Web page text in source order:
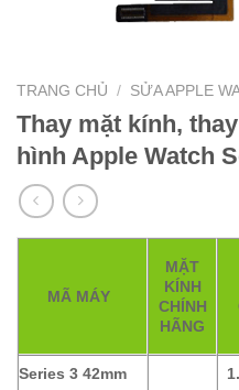
TRANG CHỦ / SỬA APPLE
Thay mặt kính,
hình Apple Watch
MÃ MÁY
MẶT
KÍNH
CHÍNH
HÃNG
Series 3 42mm